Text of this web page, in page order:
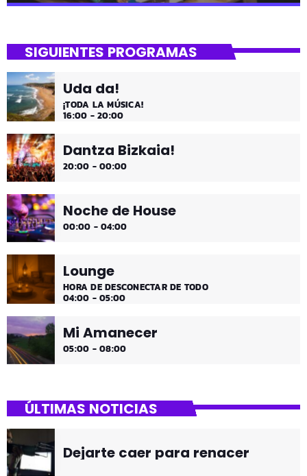
Las décadas de lo 50, 60. 70 y 80 los medios días y
comienzo de tarde de los fines de semana, de 2 a 4.
¡Disfruta!
SIGUIENTES PROGRAMAS
Uda da!
¡TODA LA MÚSICA!
16:00 - 20:00
Dantza Bizkaia!
20:00 - 00:00
Noche de House
00:00 - 04:00
Lounge
HORA DE DESCONECTAR DE TODO
04:00 - 05:00
Mi Amanecer
05:00 - 08:00
ÚLTIMAS NOTICIAS
Dejarte caer para renacer